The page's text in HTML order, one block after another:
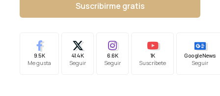
Suscribirme gratis
9.5K
Me gusta
41.4K
Seguir
6.6K
Seguir
1K
Suscríbete
Google News
Seguir